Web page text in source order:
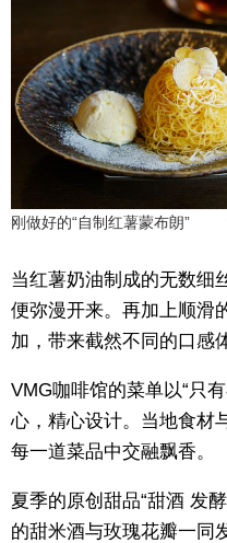
刚做好的“自制红薯蒙布朗”
当红薯奶油制成的无数细
便弥漫开来。再加上顺滑
加，带来截然不同的口感
VMG咖啡馆的菜单以“只
心，精心设计。当地食材
每一道菜品中交融飘香。
夏季的原创甜品“甜酒 发
的甜米酒与玫瑰花瓣一同